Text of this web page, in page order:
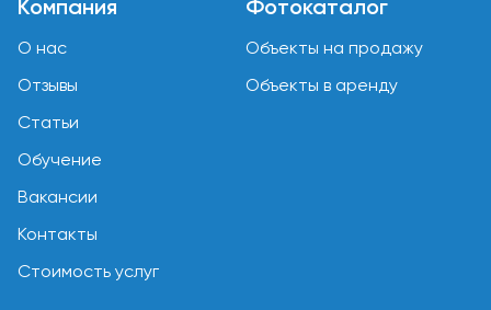
Компания
О нас
Отзывы
Статьи
Обучение
Вакансии
Контакты
Стоимость услуг
Фотокаталог
Объекты на продажу
Объекты в аренду